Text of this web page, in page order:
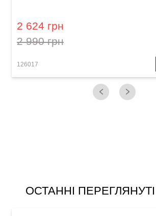
2 624 грн
2 990 грн
126017
ОСТАННІ